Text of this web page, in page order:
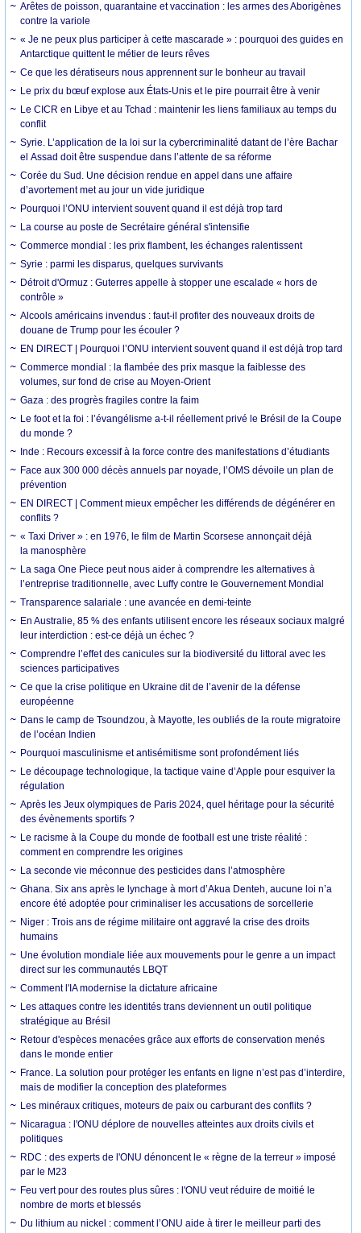
Arêtes de poisson, quarantaine et vaccination : les armes des Aborigènes
contre la variole
« Je ne peux plus participer à cette mascarade » : pourquoi des guides en
Antarctique quittent le métier de leurs rêves
Ce que les dératiseurs nous apprennent sur le bonheur au travail
Le prix du bœuf explose aux États-Unis et le pire pourrait être à venir
Le CICR en Libye et au Tchad : maintenir les liens familiaux au temps du
conflit
Syrie. L’application de la loi sur la cybercriminalité datant de l’ère Bachar
el Assad doit être suspendue dans l’attente de sa réforme
Corée du Sud. Une décision rendue en appel dans une affaire
d’avortement met au jour un vide juridique
Pourquoi l’ONU intervient souvent quand il est déjà trop tard
La course au poste de Secrétaire général s'intensifie
Commerce mondial : les prix flambent, les échanges ralentissent
Syrie : parmi les disparus, quelques survivants
Détroit d'Ormuz : Guterres appelle à stopper une escalade « hors de
contrôle »
Alcools américains invendus : faut-il profiter des nouveaux droits de
douane de Trump pour les écouler ?
EN DIRECT | Pourquoi l’ONU intervient souvent quand il est déjà trop tard
Commerce mondial : la flambée des prix masque la faiblesse des
volumes, sur fond de crise au Moyen-Orient
Gaza : des progrès fragiles contre la faim
Le foot et la foi : l’évangélisme a-t-il réellement privé le Brésil de la Coupe
du monde ?
Inde : Recours excessif à la force contre des manifestations d’étudiants
Face aux 300 000 décès annuels par noyade, l’OMS dévoile un plan de
prévention
EN DIRECT | Comment mieux empêcher les différends de dégénérer en
conflits ?
« Taxi Driver » : en 1976, le film de Martin Scorsese annonçait déjà
la manosphère
La saga One Piece peut nous aider à comprendre les alternatives à
l’entreprise traditionnelle, avec Luffy contre le Gouvernement Mondial
Transparence salariale : une avancée en demi-teinte
En Australie, 85 % des enfants utilisent encore les réseaux sociaux malgré
leur interdiction : est-ce déjà un échec ?
Comprendre l’effet des canicules sur la biodiversité du littoral avec les
sciences participatives
Ce que la crise politique en Ukraine dit de l’avenir de la défense
européenne
Dans le camp de Tsoundzou, à Mayotte, les oubliés de la route migratoire
de l’océan Indien
Pourquoi masculinisme et antisémitisme sont profondément liés
Le découpage technologique, la tactique vaine d’Apple pour esquiver la
régulation
Après les Jeux olympiques de Paris 2024, quel héritage pour la sécurité
des évènements sportifs ?
Le racisme à la Coupe du monde de football est une triste réalité :
comment en comprendre les origines
La seconde vie méconnue des pesticides dans l’atmosphère
Ghana. Six ans après le lynchage à mort d’Akua Denteh, aucune loi n’a
encore été adoptée pour criminaliser les accusations de sorcellerie
Niger : Trois ans de régime militaire ont aggravé la crise des droits
humains
Une évolution mondiale liée aux mouvements pour le genre a un impact
direct sur les communautés LBQT
Comment l'IA modernise la dictature africaine
Les attaques contre les identités trans deviennent un outil politique
stratégique au Brésil
Retour d'espèces menacées grâce aux efforts de conservation menés
dans le monde entier
France. La solution pour protéger les enfants en ligne n’est pas d’interdire,
mais de modifier la conception des plateformes
Les minéraux critiques, moteurs de paix ou carburant des conflits ?
Nicaragua : l'ONU déplore de nouvelles atteintes aux droits civils et
politiques
RDC : des experts de l'ONU dénoncent le « règne de la terreur » imposé
par le M23
Feu vert pour des routes plus sûres : l'ONU veut réduire de moitié le
nombre de morts et blessés
Du lithium au nickel : comment l’ONU aide à tirer le meilleur parti des